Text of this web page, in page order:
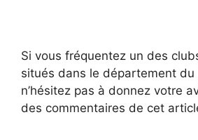
Si vous fréquentez un des
situés dans le département
n’hésitez pas à donnez votre
des commentaires de cet